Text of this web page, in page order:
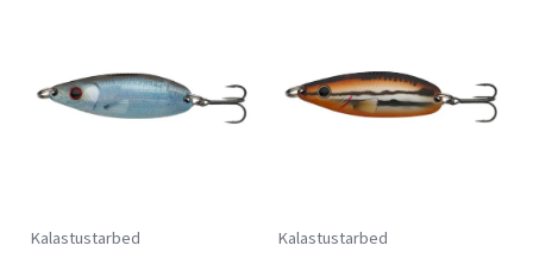
Kalastustarbed Kalastustarbed